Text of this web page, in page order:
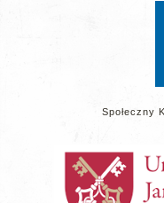
Społeczny